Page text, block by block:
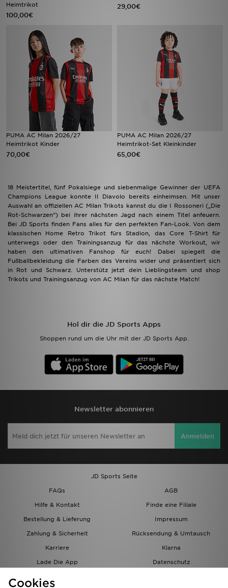
Heimtrikot
100,00€
29,00€
PUMA AC Milan 2026/27
Heimtrikot Kinder
70,00€
PUMA AC Milan 2026/27
Heimtrikot-Set Kleinkinder
65,00€
18 Meistertitel, fünf Pokalsiege und siebenmalige Gewinner der UEFA
Champions League konnte Il Diavolo bereits einheimsen. Mit unser
Auswahl an offiziellen AC Milan Trikots kannst du die I Rossoneri („Die
Rot-Schwarzen“) bei ihrer nächsten Jagd nach einem Titel anfeuern.
Bei JD Sports finden Fans alles für den perfekten Fan-Look. Von dem
klassischen Home Retro Trikot fürs Stadion, das Core T-Shirt für
unterwegs oder den Trainingsanzug für das nächste Workout, wir
haben den ultimativen Fanshop für euch! Dabei spiegelt die
Fußballbekleidung die Farben des Vereins wider und präsentiert sich
in Rot und Schwarz. Unterstütz jetzt dein Lieblingsteam und shop
Trikots und Trainingsanzug von AC Milan für das nächste Match!
Mein JD
Meine Nachrichten
Bestellverfolgung
Hilfe & Kontakt
Trending Styles
Hol dir die JD Sports Apps
Shoppen rund um die Uhr mit der JD Sports App.
Newsletter abonnieren
Anmelden
JD Sports Seite
FAQs
AGB
Hilfe & Kontakt
Finde eine Filiale
Bestellung & Lieferung
Impressum
Zahlung & Sicherheit
Rücksendung & Umtausch
Karriere
Klarna
Lade Die App
Datenschutz
Cookies